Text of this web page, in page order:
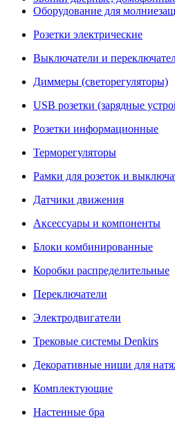
Оборудование для
Розетки электрические
Выключатели и
Диммеры (светорегуляторы)
USB розетки (зарядные
Розетки информационные
Терморегуляторы
Рамки для розеток и
Датчики движения
Аксессуары и компоненты
Блоки комбинированные
Коробки распределительные
Переключатели
Электродвигатели
Трековые системы Denkirs
Декоративные ниши для
Комплектующие
Настенные бра